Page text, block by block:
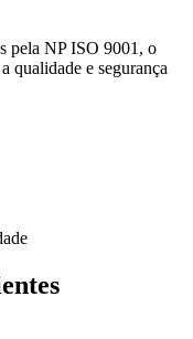
pela NP ISO 9001, o
qualidade e segurança